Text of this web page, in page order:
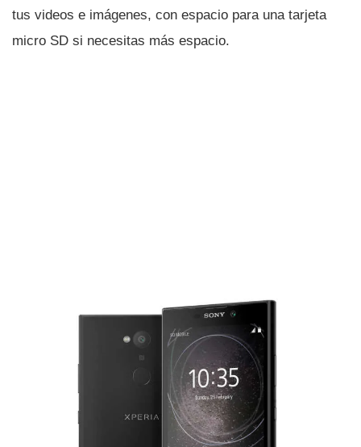
tus videos e imágenes, con espacio para una tarjeta
micro SD si necesitas más espacio.